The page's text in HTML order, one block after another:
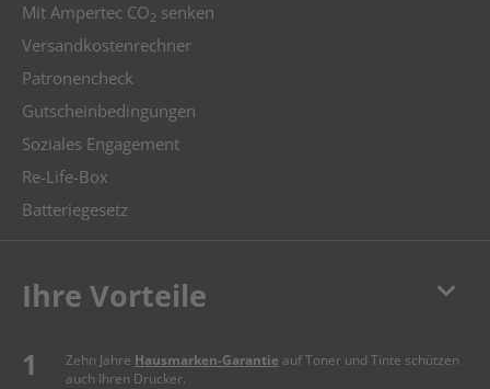
Mit Ampertec CO2 senken
Versandkostenrechner
Patronencheck
Gutscheinbedingungen
Soziales Engagement
Re-Life-Box
Batteriegesetz
keyboard_arrow_down
Ihre Vorteile
Zehn Jahre Hausmarken-Garantie auf Toner und Tinte schützen
auch Ihren Drucker.